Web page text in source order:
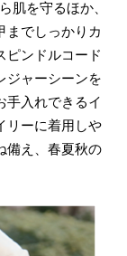
肌を守るほか、
までしっかりカ
ピンドルコード
ジャーシーンを
手入れできるイ
リーに着用しや
備え、春夏秋の